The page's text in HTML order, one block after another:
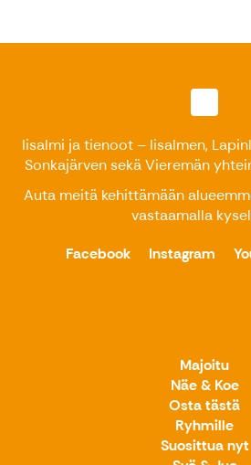
Iisalmi ja tienoot – Iisalmen,
Sonkajärven sekä Vieremän
Auta meitä kehittämään
vastaamalla
Facebook
Instagram
Majoitu
Näe & Koe
Osta tästä
Ryhmille
Suosittua nyt